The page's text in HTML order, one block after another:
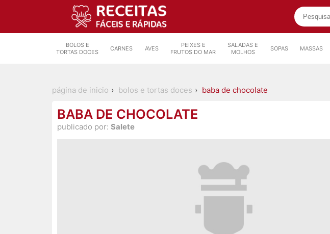
BOLOS E
TORTAS DOCES
CARNES AVES
PEIXES E
FRUTOS DO MAR
SALADAS E
MOLHOS
SOPAS MASSAS
página de inicio bolos e tortas doces baba de chocolate
BABA DE CHOCOLATE
publicado por: Salete